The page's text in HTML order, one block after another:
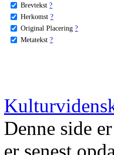
Brevtekst ?
Herkomst ?
Original Placering ?
Metatekst ?
Denne side